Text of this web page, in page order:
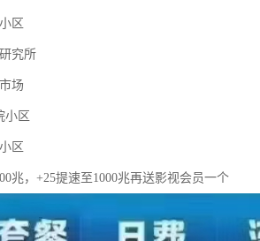
区
究所
场
小区
区
兆，+25提速至1000兆再送影视会员一个